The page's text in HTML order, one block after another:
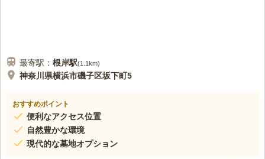
最寄駅： 根岸駅(1.1km)
神奈川県横浜市磯子区坂下町5
おすすめポイント
便利なアクセス位置
自然豊かな環境
現代的な墓地オプション